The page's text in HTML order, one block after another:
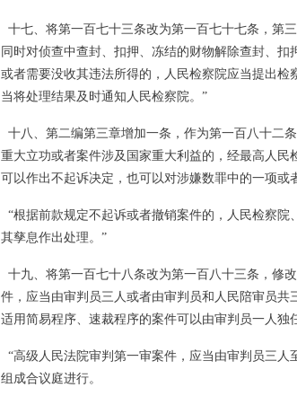
十七、将第一百七十三条改为第一百七十七条，第三
同时对侦查中查封、扣押、冻结的财物解除查封、
或者需要没收其违法所得的，人民检察院应当提出
当将处理结果及时通知人民检察院。”
十八、第二编第三章增加一条，作为第一百八十二
重大立功或者案件涉及国家重大利益的，经最高人
可以作出不起诉决定，也可以对涉嫌数罪中的一项或
“根据前款规定不起诉或者撤销案件的，人民检察
其孳息作出处理。”
十九、将第一百七十八条改为第一百八十三条，修改
件，应当由审判员三人或者由审判员和人民陪审员
适用简易程序、速裁程序的案件可以由审判员一人独
“高级人民法院审判第一审案件，应当由审判员三
组成合议庭进行。